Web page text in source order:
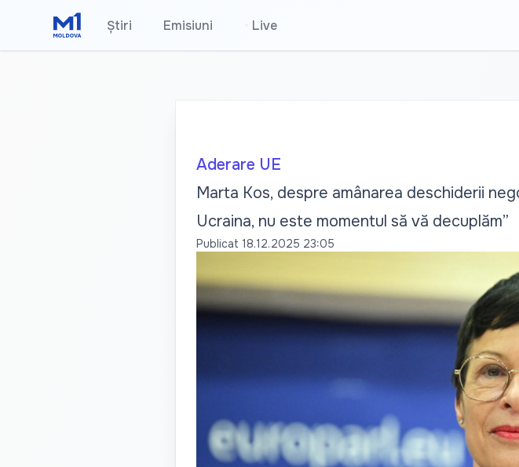
Știri Emisiuni Live
Aderare UE
Marta Kos, despre amânarea deschiderii
Ucraina, nu este momentul să vă decuplăm”
Publicat 18.12.2025 23:05